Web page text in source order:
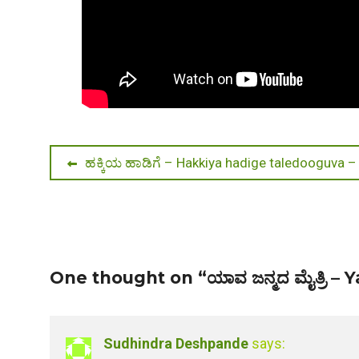
PostPrevious
post:
ಹಕ್ಕಿಯ ಹಾಡಿಗೆ – Hakkiya hadige taledooguva
One thought on “ಯಾವ ಜನ್ಮದ ಮೈತ್ರಿ –
Sudhindra Deshpande says: